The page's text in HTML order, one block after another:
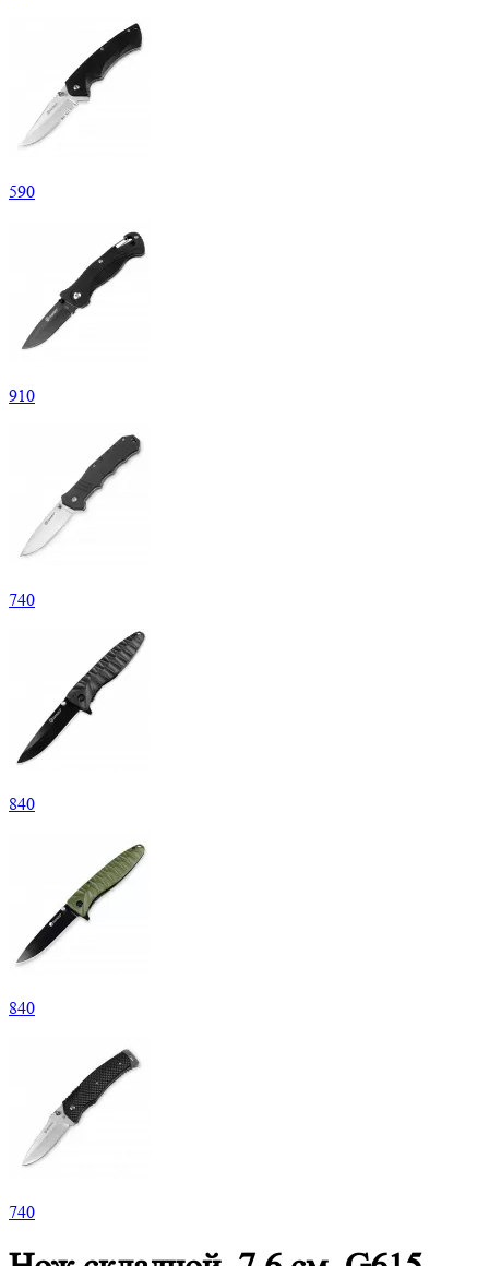
590
910
740
840
840
740